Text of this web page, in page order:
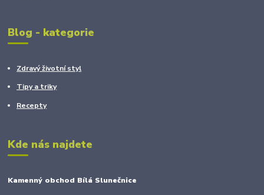
Blog - kategorie
Zdravý životní styl
Tipy a triky
Recepty
Kde nás najdete
Kamenný obchod Bílá Slunečnice